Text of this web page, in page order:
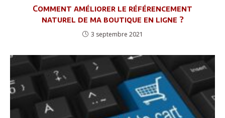
Comment améliorer le référencement
naturel de ma boutique en ligne ?
3 septembre 2021